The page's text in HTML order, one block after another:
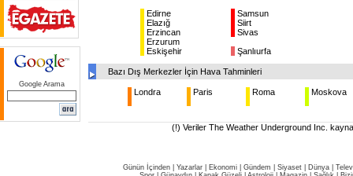
Google Arama
Edirne
Samsun
Elazığ
Siirt
Erzincan
Sivas
Erzurum
Eskişehir
Şanlıurfa
Bazı Dış Merkezler İçin Hava Tahminleri
Londra Paris Roma Moskova
(!) Veriler The Weather Underground Inc.
Günün İçinden Yazarlar Ekonomi Gündem Siyaset Dünya |